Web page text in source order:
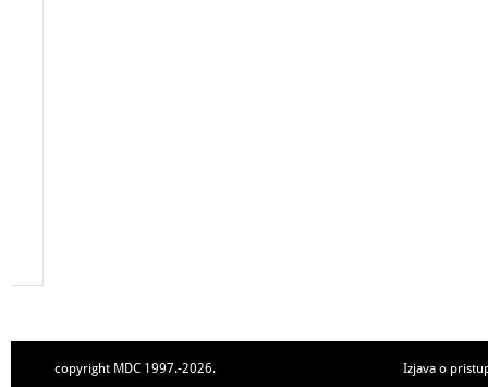
copyright MDC 1997.-2026. Izjava o